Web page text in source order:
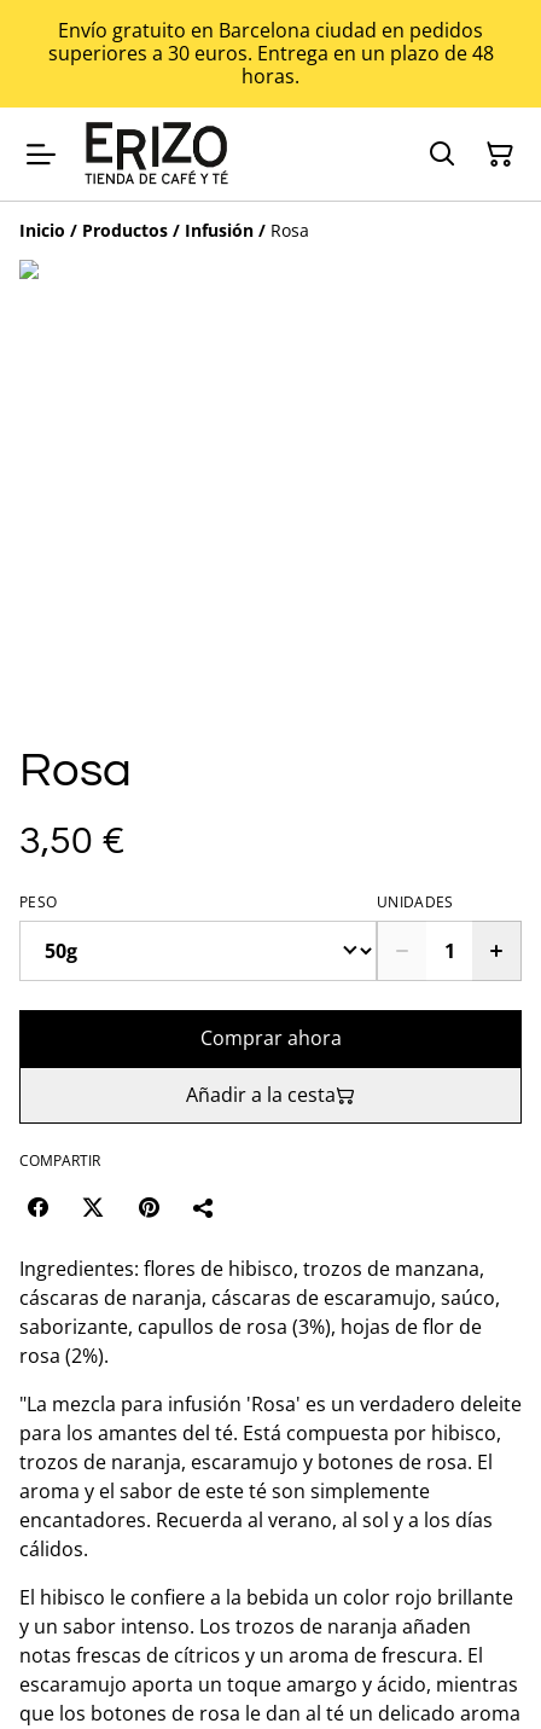
Envío gratuito en Barcelona ciudad en pedidos
superiores a 30 euros. Entrega en un plazo de 48
horas.
Inicio / Productos / Infusión / Rosa
Rosa
3,50 €
PESO UNIDADES
Comprar ahora
Añadir a la cesta
COMPARTIR
Ingredientes: flores de hibisco, trozos de manzana,
cáscaras de naranja, cáscaras de escaramujo, saúco,
saborizante, capullos de rosa (3%), hojas de flor de
rosa (2%).
"La mezcla para infusión 'Rosa' es un verdadero deleite
para los amantes del té. Está compuesta por hibisco,
trozos de naranja, escaramujo y botones de rosa. El
aroma y el sabor de este té son simplemente
encantadores. Recuerda al verano, al sol y a los días
cálidos.
El hibisco le confiere a la bebida un color rojo brillante
y un sabor intenso. Los trozos de naranja añaden
notas frescas de cítricos y un aroma de frescura. El
escaramujo aporta un toque amargo y ácido, mientras
que los botones de rosa le dan al té un delicado aroma